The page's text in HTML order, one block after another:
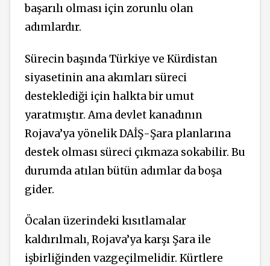
başarılı olması için zorunlu olan
adımlardır.
Sürecin başında Türkiye ve Kürdistan
siyasetinin ana akımları süreci
desteklediği için halkta bir umut
yaratmıştır. Ama devlet kanadının
Rojava’ya yönelik DAİŞ-Şara planlarına
destek olması süreci çıkmaza sokabilir. Bu
durumda atılan bütün adımlar da boşa
gider.
Öcalan üzerindeki kısıtlamalar
kaldırılmalı, Rojava’ya karşı Şara ile
işbirliğinden vazgeçilmelidir. Kürtlere